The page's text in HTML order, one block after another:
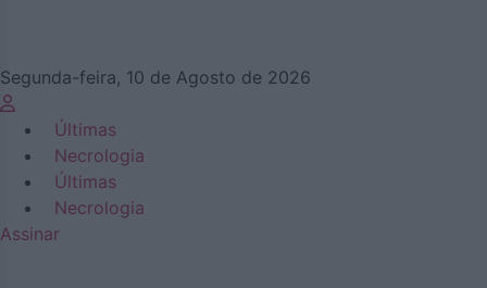
Segunda-feira, 10 de Agosto de 2026
Últimas
Necrologia
Últimas
Necrologia
Assinar